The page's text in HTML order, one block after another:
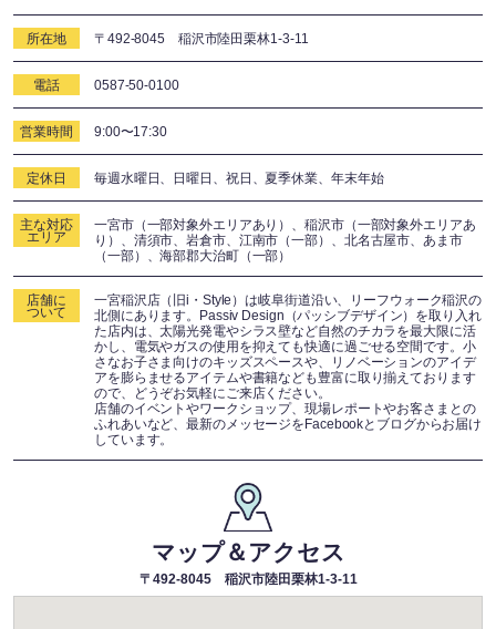
所在地 〒492-8045 稲沢市陸田栗林1-3-11
電話 0587-50-0100
営業時間 9:00〜17:30
定休日 毎週水曜日、日曜日、祝日、夏季休業、年末年始
主な対応
エリア
一宮市（一部対象外エリアあり）、稲沢市（一部対象外エリアあ
り）、清須市、岩倉市、江南市（一部）、北名古屋市、あま市
（一部）、海部郡大治町（一部）
店舗に
ついて
一宮稲沢店（旧i・Style）は岐阜街道沿い、リーフウォーク稲沢の
北側にあります。Passiv Design（パッシブデザイン）を取り入れ
た店内は、太陽光発電やシラス壁など自然のチカラを最大限に活
かし、電気やガスの使用を抑えても快適に過ごせる空間です。小
さなお子さま向けのキッズスペースや、リノベーションのアイデ
アを膨らませるアイテムや書籍なども豊富に取り揃えております
ので、どうぞお気軽にご来店ください。
店舗のイベントやワークショップ、現場レポートやお客さまとの
ふれあいなど、最新のメッセージをFacebookとブログからお届け
しています。
マップ＆アクセス
〒492-8045 稲沢市陸田栗林1-3-11